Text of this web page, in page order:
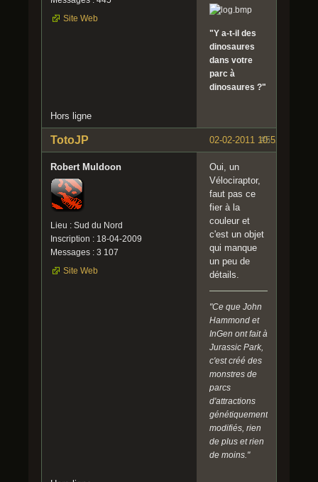
Site Web
"Y a-t-il des
dinosaures
dans votre
parc à
dinosaures ?"
Hors ligne
#5
02-02-2011 10:52:54
TotoJP
Robert Muldoon
Lieu : Sud du Nord
Inscription : 18-04-2009
Messages : 3 107
Site Web
Oui, un
Vélociraptor,
faut pas ce
fier à la
couleur et
c'est un objet
qui manque
un peu de
détails.
"Ce que John
Hammond et
InGen ont fait à
Jurassic Park,
c'est créé des
monstres de
parcs
d'attractions
génétiquement
modifiés, rien
de plus et rien
de moins."